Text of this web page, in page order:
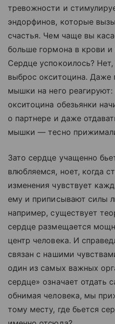
тревожности и
эндорфинов, которые
счастья. Чем чаще вы
больше гормона в крови и
Сердце успокоилось?
выброс окситоцина.
мышки на него реагируют:
окситоцина обезьянки
о партнере и даже
мышки — тесно
Зато сердце учащенно
влюбляемся, ноет, когда
изменения чувствует
ему и приписывают силы
например, существует
сердце размещается
центр человека. И
связан с нашими
один из самых важных
сердце» означает отдать
обнимая человека, мы
тому месту, где бьется